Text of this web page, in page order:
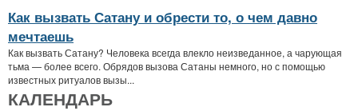
Как вызвать Сатану и обрести то, о чем давно
мечтаешь
Как вызвать Сатану? Человека всегда влекло неизведанное, а чарующая
тьма — более всего. Обрядов вызова Сатаны немного, но с помощью
известных ритуалов вызы...
КАЛЕНДАРЬ